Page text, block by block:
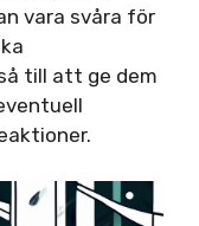
vara svåra för
till att ge dem